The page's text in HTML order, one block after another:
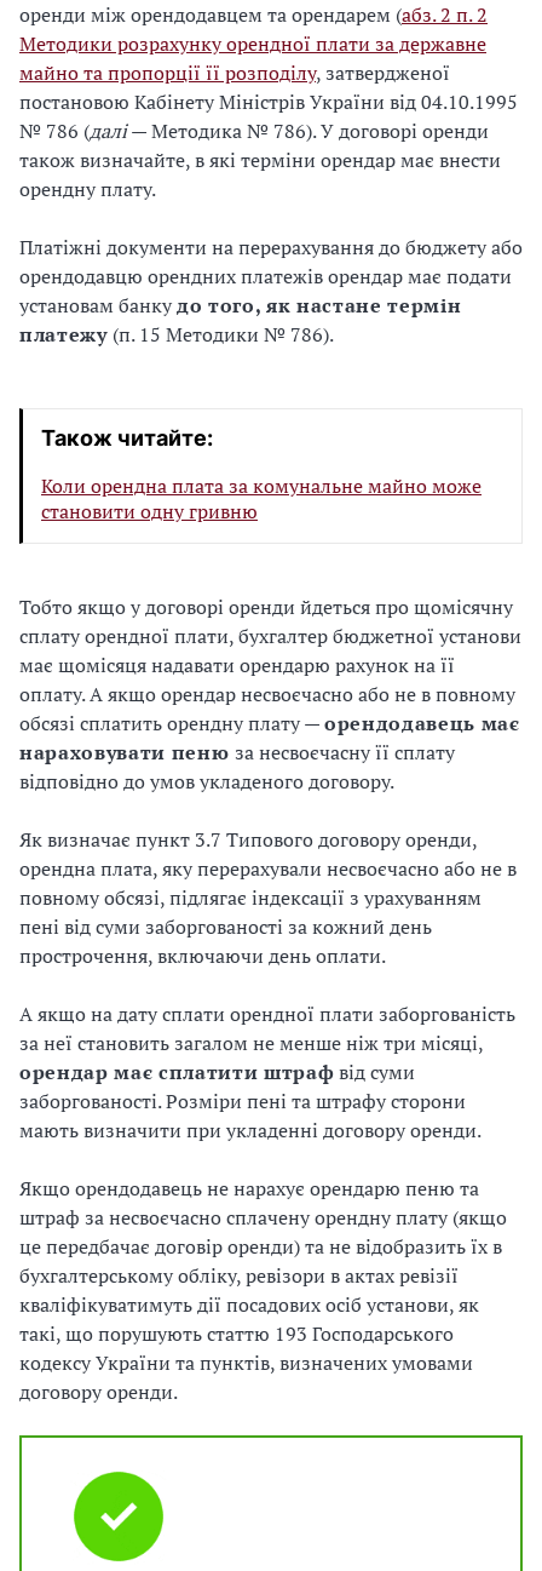
оренди між орендодавцем та орендарем (абз. 2 п. 2
Методики розрахунку орендної плати за державне
майно та пропорції її розподілу, затвердженої
постановою Кабінету Міністрів України від 04.10.1995
№ 786 (далі— Методика № 786). У договорі оренди
також визначайте, в які терміни орендар має внести
орендну плату.
Платіжні документи на перерахування до бюджету або
орендодавцю орендних платежів орендар має подати
установам банкудо того, як настане термін
платежу(п. 15 Методики № 786).
Також читайте:
Коли орендна плата за комунальне майно може
становити одну гривню
Тобто якщо у договорі оренди йдеться про щомісячну
сплату орендної плати, бухгалтер бюджетної установи
має щомісяця надавати орендарю рахунок на її
оплату. А якщо орендар несвоєчасно або не в повному
обсязі сплатить орендну плату —орендодавець має
нараховувати пеню за несвоєчасну її сплату
відповідно до умов укладеного договору.
Як визначає пункт 3.7 Типового договору оренди,
орендна плата, яку перерахували несвоєчасно або не в
повному обсязі, підлягає індексації з урахуванням
пені від суми заборгованості за кожний день
прострочення, включаючи день оплати.
А якщо на дату сплати орендної плати заборгованість
за неї становить загалом не менше ніж три місяці,
орендар має сплатити штрафвід суми
заборгованості. Розміри пені та штрафу сторони
мають визначити при укладенні договору оренди.
Якщо орендодавець не нарахує орендарю пеню та
штраф за несвоєчасно сплачену орендну плату (якщо
це передбачає договір оренди) та не відобразить їх в
бухгалтерському обліку, ревізори в актах ревізії
кваліфікуватимуть дії посадових осіб установи, як
такі, що порушують статтю 193 Господарського
кодексу України та пунктів, визначених умовами
договору оренди.